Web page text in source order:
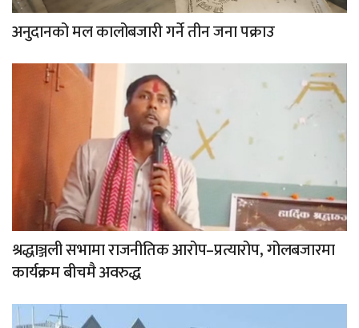
अनुदानको मल कालोबजारी गर्ने तीन जना पक्राउ
श्रद्धाञ्जली सभामा राजनीतिक आरोप–प्रत्यारोप, गोलबजारमा
कार्यक्रम बीचमै अवरुद्ध